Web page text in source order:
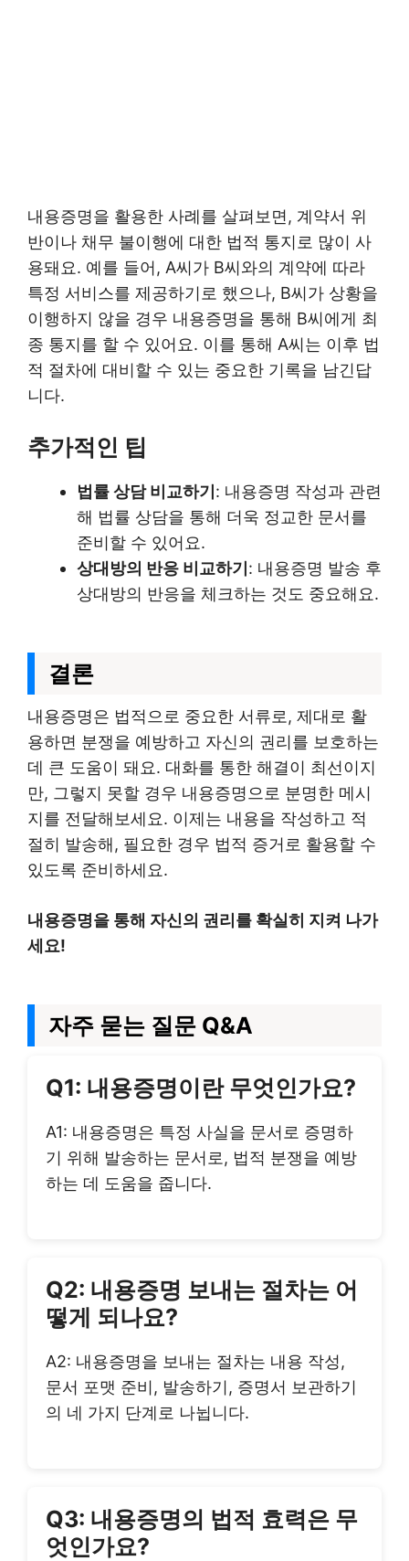
내용증명을 활용한 사례를 살펴보면, 계약서 위
반이나 채무 불이행에 대한 법적 통지로 많이 사
용돼요. 예를 들어, A씨가 B씨와의 계약에 따라
특정 서비스를 제공하기로 했으나, B씨가 상황을
이행하지 않을 경우 내용증명을 통해 B씨에게 최
종 통지를 할 수 있어요. 이를 통해 A씨는 이후 법
적 절차에 대비할 수 있는 중요한 기록을 남긴답
니다.
추가적인 팁
법률 상담 비교하기 : 내용증명 작성과 관련
해 법률 상담을 통해 더욱 정교한 문서를
준비할 수 있어요.
상대방의 반응 비교하기 : 내용증명 발송 후
상대방의 반응을 체크하는 것도 중요해요.
결론
내용증명은 법적으로 중요한 서류로, 제대로 활
용하면 분쟁을 예방하고 자신의 권리를 보호하는
데 큰 도움이 돼요. 대화를 통한 해결이 최선이지
만, 그렇지 못할 경우 내용증명으로 분명한 메시
지를 전달해보세요. 이제는 내용을 작성하고 적
절히 발송해, 필요한 경우 법적 증거로 활용할 수
있도록 준비하세요.
내용증명을 통해 자신의 권리를 확실히 지켜 나가
세요!
자주 묻는 질문 Q&A
Q1: 내용증명이란 무엇인가요?
A1: 내용증명은 특정 사실을 문서로 증명하
기 위해 발송하는 문서로, 법적 분쟁을 예방
하는 데 도움을 줍니다.
Q2: 내용증명 보내는 절차는 어
떻게 되나요?
A2: 내용증명을 보내는 절차는 내용 작성,
문서 포맷 준비, 발송하기, 증명서 보관하기
의 네 가지 단계로 나뉩니다.
Q3: 내용증명의 법적 효력은 무
엇인가요?